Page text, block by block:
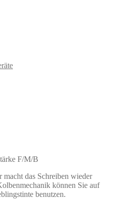
F/M/B
das Schreiben wieder
können Sie auf
benutzen.